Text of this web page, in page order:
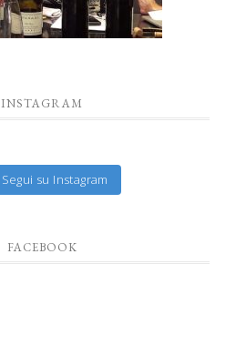
INSTAGRAM
Segui su Instagram
FACEBOOK